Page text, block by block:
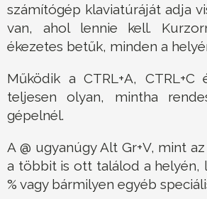
számítógép klaviatúráját adja
van, ahol lennie kell.
ékezetes betűk, minden a
Működik a CTRL+A, CTRL+C
teljesen olyan, mintha
gépelnél.
A @ ugyanúgy Alt Gr+V, mint
a többit is ott találod a helyén,
% vagy bármilyen egyéb